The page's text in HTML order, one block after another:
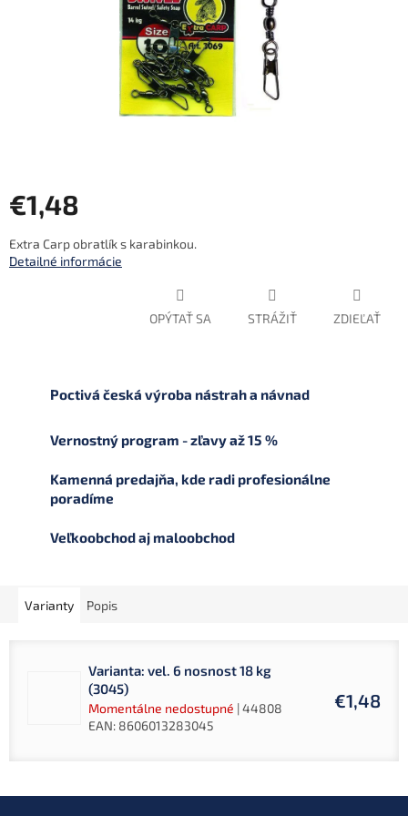
€1,48
cena:
Extra Carp obratlík s karabinkou.
Detailné informácie
OPÝTAŤ SA STRÁŽIŤ ZDIEĽAŤ
Poctivá česká výroba nástrah a návnad
Vernostný program - zľavy až 15 %
Kamenná predajňa, kde radi profesionálne
poradíme
Veľkoobchod aj maloobchod
Varianty Popis
Varianta: vel. 6 nosnost 18 kg
(3045)
Momentálne nedostupné | 44808
EAN: 8606013283045
€1,48